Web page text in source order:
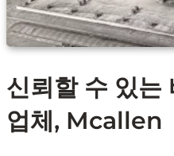
신뢰할 수 있는
업체, Mcallen